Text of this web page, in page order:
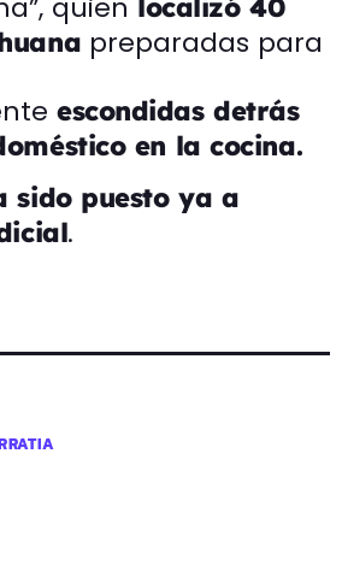
preparadas para
escondidas detrás
en la cocina.
sido puesto ya a
.